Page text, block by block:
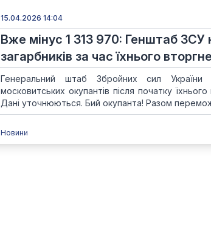
15.04.2026 14:04
Вже мінус 1 313 970: Генштаб ЗСУ
загарбників за час їхнього
Генеральний штаб Збройних сил
московитських окупантів після початку
Дані уточнюються. Бий окупанта! Разом
Новини